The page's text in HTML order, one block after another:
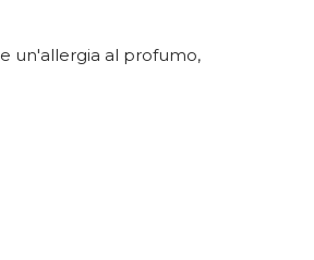
un'allergia al profumo,